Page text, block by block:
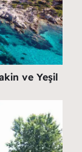
ve Yeşil